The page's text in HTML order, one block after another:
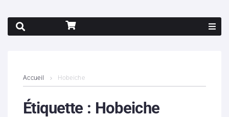
Contenus litigieux
Accueil Hobeiche
Étiquette : Hobeiche